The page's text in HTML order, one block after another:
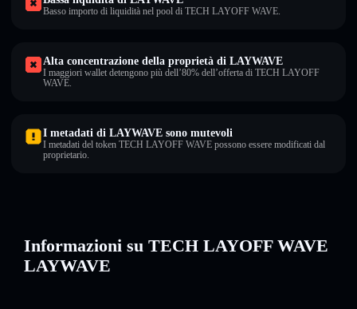
Basso importo di liquidità nel pool di TECH LAYOFF WAVE.
Alta concentrazione della proprietà di LAYWAVE
I maggiori wallet detengono più dell’80% dell’offerta di TECH LAYOFF
WAVE.
I metadati di LAYWAVE sono mutevoli
I metadati del token TECH LAYOFF WAVE possono essere modificati dal
proprietario.
Informazioni su TECH LAYOFF WAVE
LAYWAVE